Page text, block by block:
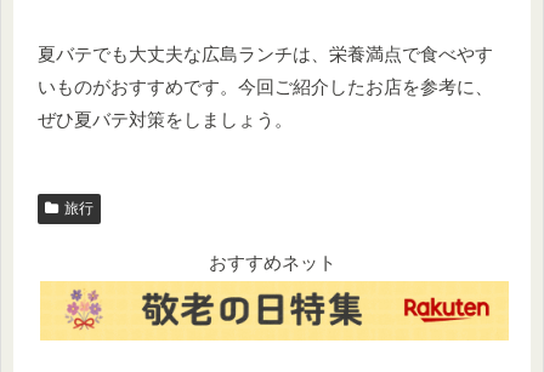
夏バテでも大丈夫な広島ランチは、栄養満点で食べやす
いものがおすすめです。今回ご紹介したお店を参考に、
ぜひ夏バテ対策をしましょう。
旅行
おすすめネット